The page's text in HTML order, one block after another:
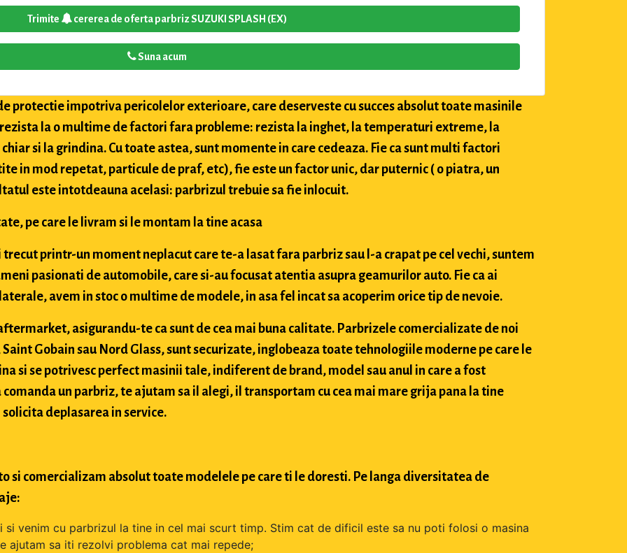
Trimite cererea de oferta parbriz SUZUKI SPLASH (EX)
Suna acum
protectie impotriva pericolelor exterioare, care deserveste cu succes absolut toate masinile
la o multime de factori fara probleme: rezista la inghet, la temperaturi extreme, la
si la grindina. Cu toate astea, sunt momente in care cedeaza. Fie ca sunt multi factori
in mod repetat, particule de praf, etc), fie este un factor unic, dar puternic ( o piatra, un
este intotdeauna acelasi: parbrizul trebuie sa fie inlocuit.
pe care le livram si le montam la tine acasa
printr-un moment neplacut care te-a lasat fara parbriz sau l-a crapat pe cel vechi, suntem
pasionati de automobile, care si-au focusat atentia asupra geamurilor auto. Fie ca ai
avem in stoc o multime de modele, in asa fel incat sa acoperim orice tip de nevoie.
asigurandu-te ca sunt de cea mai buna calitate. Parbrizele comercializate de noi
Gobain sau Nord Glass, sunt securizate, inglobeaza toate tehnologiile moderne pe care le
si se potrivesc perfect masinii tale, indiferent de brand, model sau anul in care a fost
un parbriz, te ajutam sa il alegi, il transportam cu cea mai mare grija pana la tine
deplasarea in service.
si comercializam absolut toate modelele pe care ti le doresti. Pe langa diversitatea de
si venim cu parbrizul la tine in cel mai scurt timp. Stim cat de dificil este sa nu poti folosi o masina
ajutam sa iti rezolvi problema cat mai repede;